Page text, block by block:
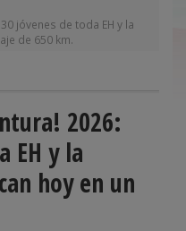
jóvenes de toda EH y la
de 650 km.
2026:
EH y la
hoy en un